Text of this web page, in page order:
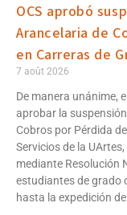
OCS aprobó
Arancelaria de
en Carreras de
7 août 2026
De manera unánime,
aprobar la
Cobros por Pérdida
Servicios de la
mediante Resolución
estudiantes de grado
hasta la expedición